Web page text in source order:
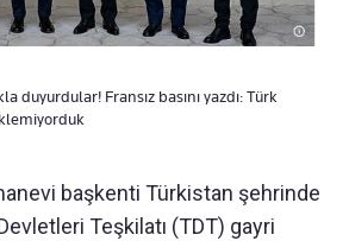
duyurdular! Fransız basını yazdı: Türk
başkenti Türkistan şehrinde
Teşkilatı (TDT) gayri